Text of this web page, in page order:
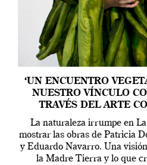
‘UN ENCUENTRO
NUESTRO VÍNCULO
TRAVÉS DEL ARTE
La naturaleza irrumpe en
mostrar las obras de Patricia
y Eduardo Navarro. Una
la Madre Tierra y lo que